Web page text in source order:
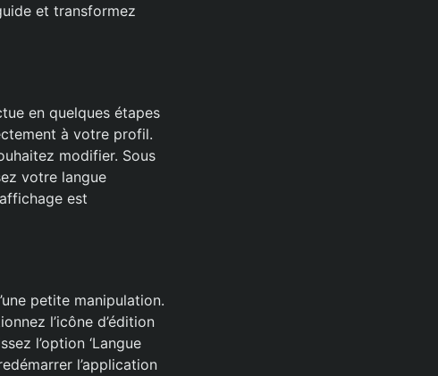
et transformez
en quelques étapes
à votre profil.
modifier. Sous
votre langue
est
petite manipulation.
l’icône d’édition
l’option ‘Langue
l’application